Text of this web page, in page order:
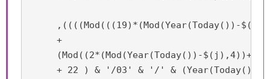
,((((Mod(((19)*(Mod(Year(Today())-
+
(Mod((2*(Mod(Year(Today())-
+ 22 ) & '/03' & '/' & (Year(Today())-